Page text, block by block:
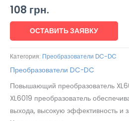
108 грн.
ОСТАВИТЬ ЗАЯВКУ
Категория: Преобразователи DC-DC
Преобразователи DC-DC
Повышающий преобразователь
XL6019 преобразователь
выхода, высокую эффективность и